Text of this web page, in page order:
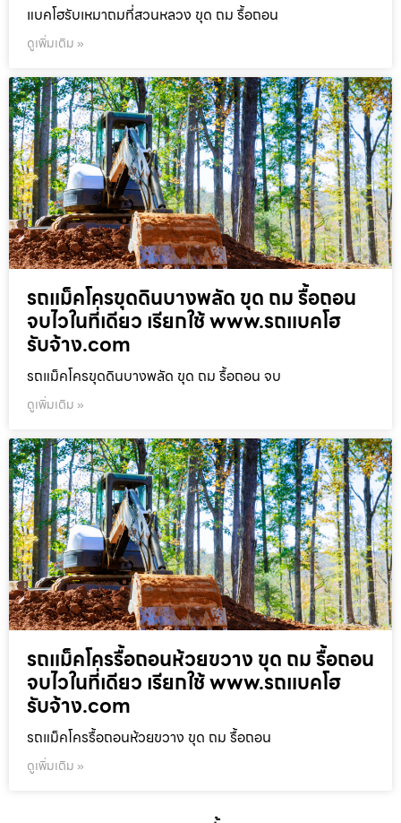
แบคโฮรับเหมาถมที่สวนหลวง ขุด ถม รื้อถอน
ดูเพิ่มเติม »
รถแม็คโครขุดดินบางพลัด ขุด ถม รื้อถอน
จบไวในที่เดียว เรียกใช้ www.รถแบคโฮ
รับจ้าง.com
รถแม็คโครขุดดินบางพลัด ขุด ถม รื้อถอน จบ
ดูเพิ่มเติม »
รถแม็คโครรื้อถอนห้วยขวาง ขุด ถม รื้อถอน
จบไวในที่เดียว เรียกใช้ www.รถแบคโฮ
รับจ้าง.com
รถแม็คโครรื้อถอนห้วยขวาง ขุด ถม รื้อถอน
ดูเพิ่มเติม »